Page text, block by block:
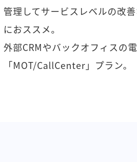
管理してサービスレベルの改
におススメ。
外部CRMやバックオフィスの
「MOT/CallCenter」プラン。